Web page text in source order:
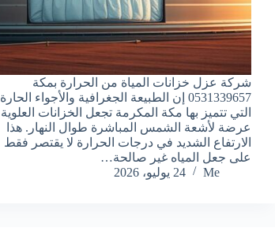
شركة عزل خزانات المياة من الحرارة بمكة
0531339657 إن الطبيعة الجغرافية والأجواء الحارة
التي تتميز بها مكة المكرمة تجعل الخزانات العلوية
عرضة لأشعة الشمس المباشرة طوال النهار. هذا
الارتفاع الشديد في درجات الحرارة لا يقتصر فقط
على جعل المياه غير صالحة…
Me
24 يوليو، 2026